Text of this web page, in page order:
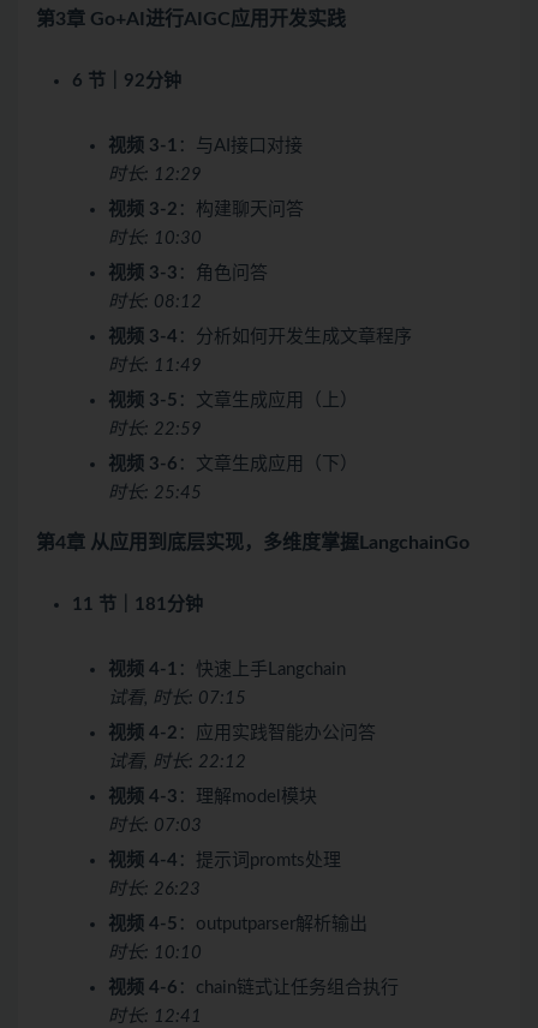
第3章 Go+AI进行AIGC应用开发实践
6 节｜92分钟
视频 3-1 ：与AI接口对接
时长: 12:29
视频 3-2 ：构建聊天问答
时长: 10:30
视频 3-3 ：角色问答
时长: 08:12
视频 3-4 ：分析如何开发生成文章程序
时长: 11:49
视频 3-5 ：文章生成应用（上）
时长: 22:59
视频 3-6 ：文章生成应用（下）
时长: 25:45
第4章 从应用到底层实现，多维度掌握LangchainGo
11 节｜181分钟
视频 4-1 ：快速上手Langchain
试看, 时长: 07:15
视频 4-2 ：应用实践智能办公问答
试看, 时长: 22:12
视频 4-3 ：理解model模块
时长: 07:03
视频 4-4 ：提示词promts处理
时长: 26:23
视频 4-5 ：outputparser解析输出
时长: 10:10
视频 4-6 ：chain链式让任务组合执行
时长: 12:41